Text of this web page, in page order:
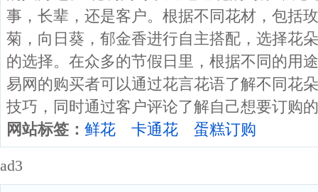
事，长辈，还是客户。根据不同花材，包括
菊，向日葵，郁金香进行自主搭配，选择花
的选择。在众多的节假日里，根据不同的用
易网的购买者可以通过花言花语了解不同花
技巧，同时通过客户评论了解自己想要订购
网站标签： 鲜花 卡通花 蛋糕订购
ad3